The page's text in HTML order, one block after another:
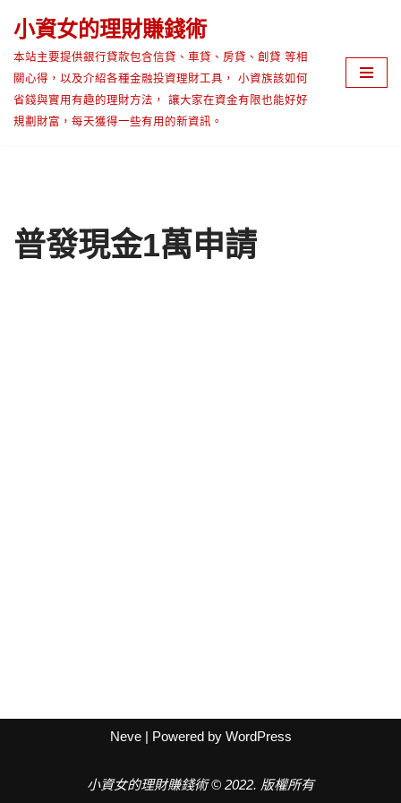
Skip
to
content
小資女的理財賺錢術
本站主要提供銀行貸款包含信貸、車貸、房貸、創貸 等相
關心得，以及介紹各種金融投資理財工具， 小資族該如何
省錢與實用有趣的理財方法， 讓大家在資金有限也能好好
規劃財富，每天獲得一些有用的新資訊。
普發現金1萬申請
Neve| Powered by WordPress
小資女的理財賺錢術 © 2022. 版權所有